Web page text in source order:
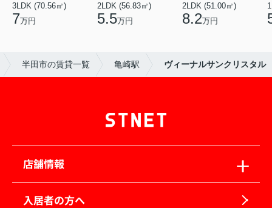
3LDK (70.56㎡)
7万円
2LDK (56.83㎡)
5.5万円
2LDK (51.00㎡)
8.2万円
半田市の賃貸一覧 亀崎駅 ヴィーナルサンクリスタル
店舗情報
入居者の方へ